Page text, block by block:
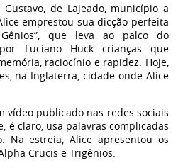
de Lajeado, município a
emprestou sua dicção perfeita
Gênios”, que leva ao palco do
Luciano Huck crianças que
raciocínio e rapidez. Hoje,
na Inglaterra, cidade onde Alice
vídeo publicado nas redes sociais
é claro, usa palavras complicadas
Na estreia, Alice apresentou os
Crucis e Trigênios.